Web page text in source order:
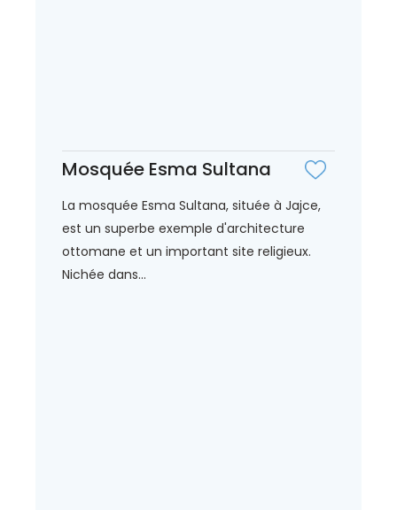
Mosquée Esma Sultana
La mosquée Esma Sultana, située à Jajce,
est un superbe exemple d'architecture
ottomane et un important site religieux.
Nichée dans...